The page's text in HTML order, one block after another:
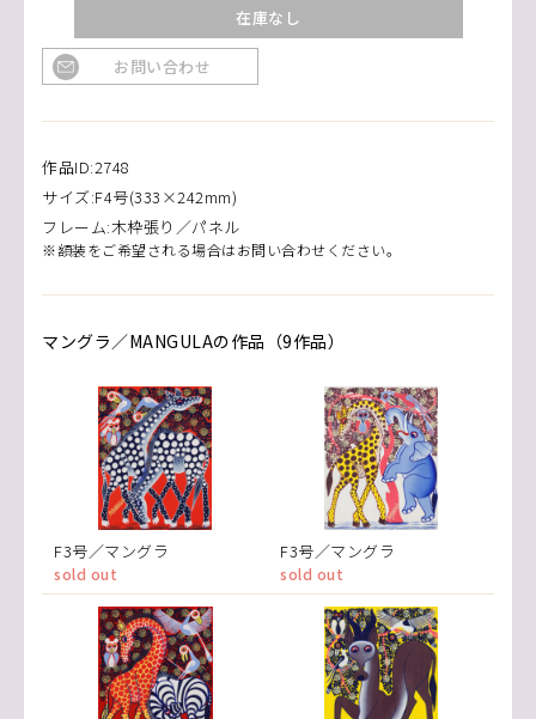
在庫なし
お問い合わせ
作品ID:2748
サイズ:F4号(333×242mm)
フレーム:木枠張り／パネル
※額装をご希望される場合はお問い合わせください。
マングラ／MANGULAの作品（9作品）
F3号／マングラ
sold out
F3号／マングラ
sold out